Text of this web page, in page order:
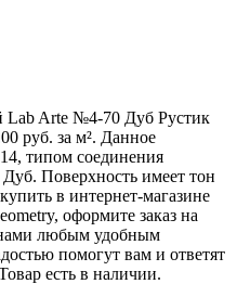
Arte №4-70 Дуб Рустик
руб. за м². Данное
типом соединения
Поверхность имеет тон
в интернет-магазине
оформите заказ на
нами любым удобным
помогут вам и ответят
есть в наличии.